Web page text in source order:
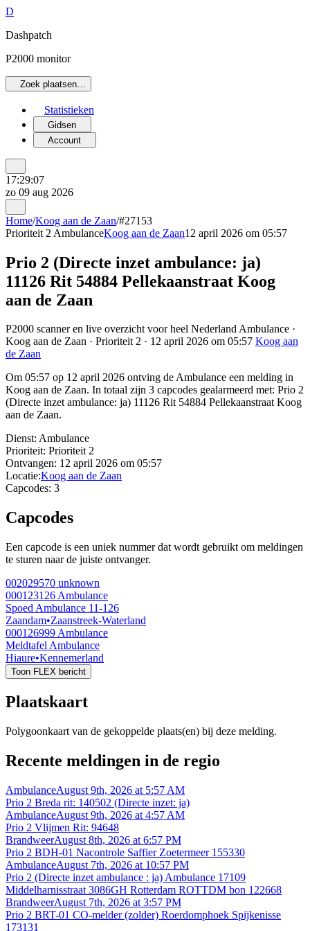
D
Dashpatch
P2000 monitor
Zoek plaatsen…
Statistieken
Gidsen
Account
17:29:07
zo 09 aug 2026
Home/Koog aan de Zaan/#27153
Prioriteit 2 AmbulanceKoog aan de Zaan12 april 2026 om 05:57
Prio 2 (Directe inzet ambulance: ja)
11126 Rit 54884 Pellekaanstraat Koog
aan de Zaan
P2000 scanner en live overzicht voor heel Nederland Ambulance ·
Koog aan de Zaan · Prioriteit 2 · 12 april 2026 om 05:57 Koog aan
de Zaan
Om 05:57 op 12 april 2026 ontving de Ambulance een melding in
Koog aan de Zaan. In totaal zijn 3 capcodes gealarmeerd met: Prio 2
(Directe inzet ambulance: ja) 11126 Rit 54884 Pellekaanstraat Koog
aan de Zaan.
Dienst: Ambulance
Prioriteit: Prioriteit 2
Ontvangen: 12 april 2026 om 05:57
Locatie:Koog aan de Zaan
Capcodes: 3
Capcodes
Een capcode is een uniek nummer dat wordt gebruikt om meldingen
te sturen naar de juiste ontvanger.
002029570 unknown
000123126 Ambulance
Spoed Ambulance 11-126
Zaandam•Zaanstreek-Waterland
000126999 Ambulance
Meldtafel Ambulance
Hiaure•Kennemerland
Toon FLEX bericht
Plaatskaart
Polygoonkaart van de gekoppelde plaats(en) bij deze melding.
Recente meldingen in de regio
AmbulanceAugust 9th, 2026 at 5:57 AM
Prio 2 Breda rit: 140502 (Directe inzet: ja)
AmbulanceAugust 9th, 2026 at 4:57 AM
Prio 2 Vlijmen Rit: 94648
BrandweerAugust 8th, 2026 at 6:57 PM
Prio 2 BDH-01 Nacontrole Saffier Zoetermeer 155330
AmbulanceAugust 7th, 2026 at 10:57 PM
Prio 2 (Directe inzet ambulance : ja) Ambulance 17109
Middelharnisstraat 3086GH Rotterdam ROTTDM bon 122668
BrandweerAugust 7th, 2026 at 3:57 PM
Prio 2 BRT-01 CO-melder (zolder) Roerdomphoek Spijkenisse
173131